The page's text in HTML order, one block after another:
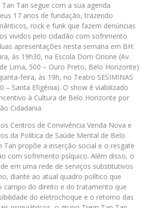
Tan segue com a sua agenda
17 anos de fundação, trazendo
rock e funk que fazem denúncias
vividos pelo cidadão com sofrimento
apresentações nesta semana em BH:
às 19h30, na Escola Dom Orione (Av.
Lima, 500 – Ouro Preto, Belo Horizonte)
feira, às 19h, no Teatro SESIMINAS
– Santa Efigênia). O show é viabilizado
à Cultura de Belo Horizonte por
Cidadania.
Centros de Convivência Venda Nova e
da Política de Saúde Mental de Belo
Tan propõe a inserção social e o resgate
com sofrimento psíquico. Além disso, o
em uma rede de serviços substitutivos
diante ao atual quadro político que
campo do direito e do tratamento que
do eletrochoque e o retorno das